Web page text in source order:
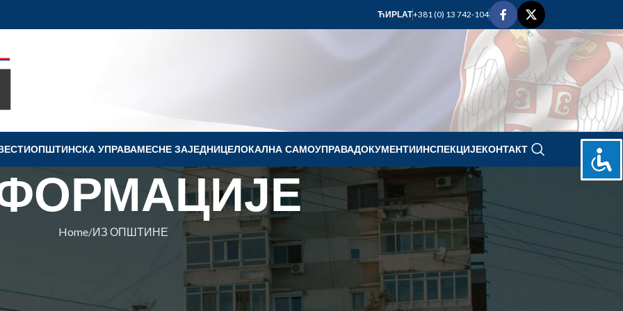
ЋИРLAT+381 (0) 13 742-104
OПШТИНСКА УПРАВАМЕСНЕ ЗАЈЕДНИЦЕЛОКАЛНА САМОУПРАВАДОКУМЕНТИИНСПЕКЦИЈЕКОНТАКТ
Home ИЗ ОПШТИНЕ
програм манифестације у
mart 2026.
U S Č P